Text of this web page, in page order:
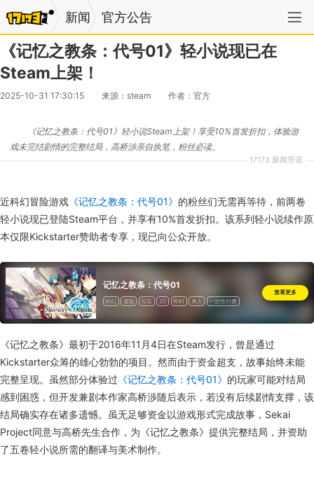
新闻 官方公告
《记忆之教条：代号01》轻小说现已在
Steam上架！
2025-10-31 17:30:15 来源：steam 作者：官方
17173 新闻导语
《记忆之教条：代号01》轻小说Steam上架！享受10%首发折扣，体验游
戏未完结剧情的完整结局，高桥渉亲自执笔，粉丝必读。
近科幻冒险游戏 《记忆之教条：代号01》 的粉丝们无需再等待，前两卷
轻小说现已登陆Steam平台，并享有10%首发折扣。该系列轻小说续作原
本仅限Kickstarter赞助者专享，现已向公众开放。
记忆之教条：代号01
科幻 冒险 写实 2D 即时 单人 一次性付费
查看更多
《记忆之教条》最初于2016年11月4日在Steam发行，曾是通过
Kickstarter众筹的雄心勃勃的项目。然而由于资金超支，故事始终未能
完整呈现。虽然部分体验过 《记忆之教条：代号01》 的玩家可能对结局
感到困惑，但开发兼剧本作家高桥渉随后表示，若没有后续剧情支撑，该
结局确实存在诸多遗憾。虽无足够资金以游戏形式完成故事，Sekai
Project同意与高桥先生合作，为《记忆之教条》提供完整结局，并资助
了五卷轻小说所需的翻译与美术制作。